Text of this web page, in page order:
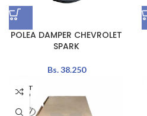
POLEA DAMPER CHEVROLET
SPARK
Bs.38.250
AGOT
ADO